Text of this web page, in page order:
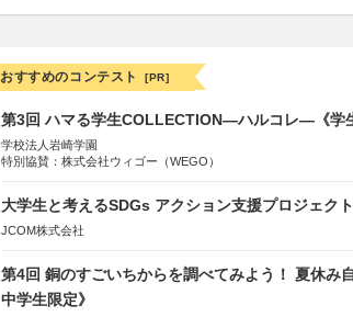
おすすめのコンテスト [PR]
第3回 ハマる学生COLLECTION―ハルコレ―《学
学校法人岩崎学園
特別協賛：株式会社ウィゴー（WEGO）
大学生と考えるSDGs アクション支援プロジェク
JCOM株式会社
第4回 銅のすごいちからを調べてみよう！ 夏休み
中学生限定》